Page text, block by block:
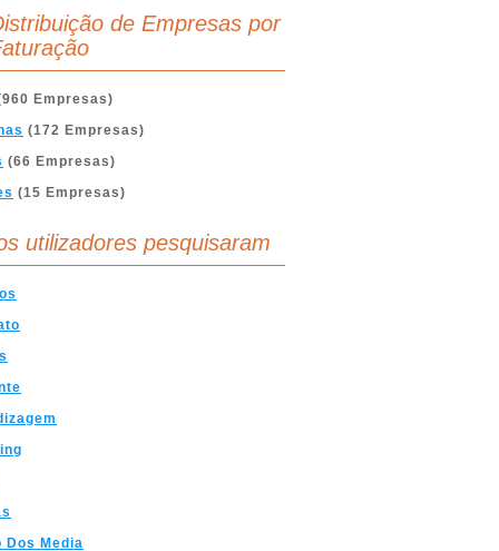
de Empresas por
Empresas)
(172 Empresas)
(66 Empresas)
(15 Empresas)
utilizadores pesquisaram
Dos Media